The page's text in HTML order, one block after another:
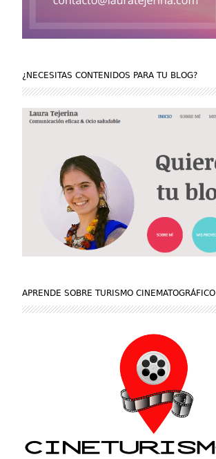
¿NECESITAS CONTENIDOS PARA TU BLOG?
APRENDE SOBRE TURISMO CINEMATOGRÁFICO